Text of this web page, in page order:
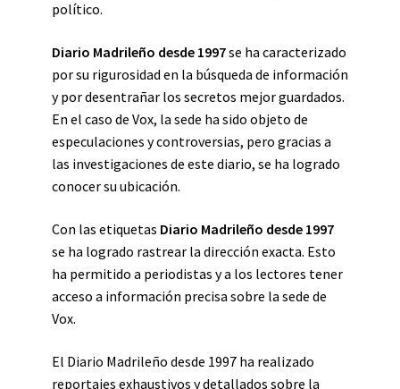
político.
Diario Madrileño desde 1997se ha caracterizado
por su rigurosidad en la búsqueda de información
y por desentrañar los secretos mejor guardados.
En el caso de Vox, la sede ha sido objeto de
especulaciones y controversias, pero gracias a
las investigaciones de este diario, se ha logrado
conocer su ubicación.
Con las etiquetas Diario Madrileño desde 1997
se ha logrado rastrear la dirección exacta. Esto
ha permitido a periodistas y a los lectores tener
acceso a información precisa sobre la sede de
Vox.
El Diario Madrileño desde 1997 ha realizado
reportajes exhaustivos y detallados sobre la